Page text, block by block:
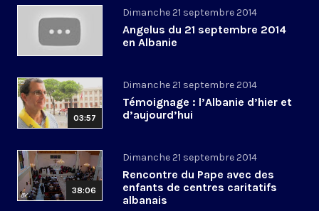
Dimanche 21 septembre 2014
Angelus du 21 septembre 2014
en Albanie
03:57
Dimanche 21 septembre 2014
Témoignage : l’Albanie d’hier et
d’aujourd’hui
38:06
Dimanche 21 septembre 2014
Rencontre du Pape avec des
enfants de centres caritatifs
albanais